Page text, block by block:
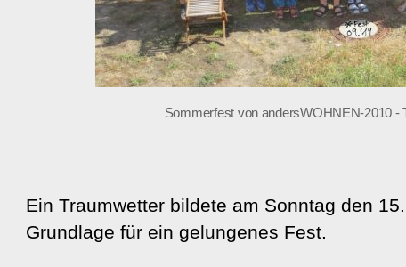
Sommerfest von andersWOHNEN-2010 -
Ein Traumwetter bildete am Sonntag den
Grundlage für ein gelungenes Fest.